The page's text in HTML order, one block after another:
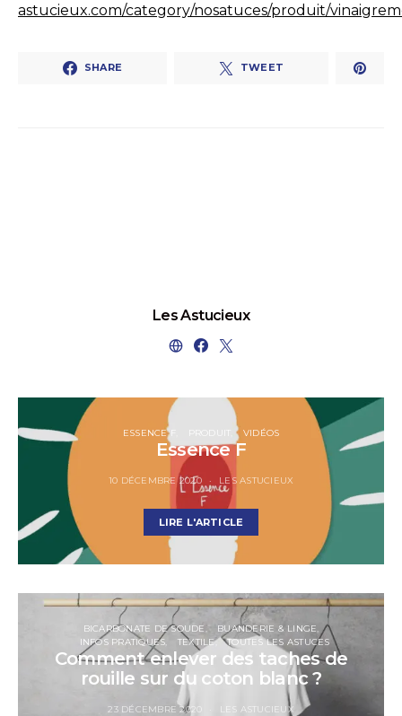
astucieux.com/category/nosatuces/produit/
SHARE TWEET
Les Astucieux
ESSENCE F PRODUIT VIDÉOS
Essence F
10 DÉCEMBRE 2020 LES ASTUCIEUX
LIRE L'ARTICLE
BICARBONATE DE SOUDE
BUANDERIE & LINGE
INFOS PRATIQUES
TEXTILE TOUTES LES ASTUCES
Comment enlever des taches de
rouille sur du coton blanc ?
23 DÉCEMBRE 2020 LES ASTUCIEUX